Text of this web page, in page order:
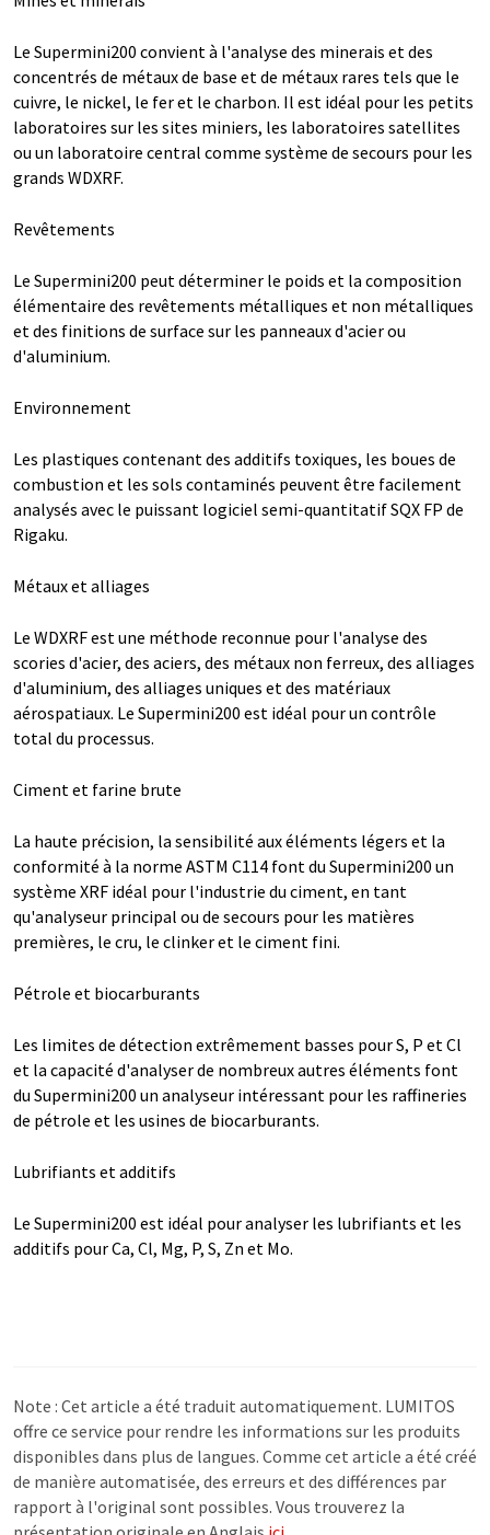
Le Supermini200 convient à l'analyse des minerais et des
concentrés de métaux de base et de métaux rares tels que le
cuivre, le nickel, le fer et le charbon. Il est idéal pour les petits
laboratoires sur les sites miniers, les laboratoires satellites
ou un laboratoire central comme système de secours pour les
grands WDXRF.
Revêtements
Le Supermini200 peut déterminer le poids et la composition
élémentaire des revêtements métalliques et non métalliques
et des finitions de surface sur les panneaux d'acier ou
d'aluminium.
Environnement
Les plastiques contenant des additifs toxiques, les boues de
combustion et les sols contaminés peuvent être facilement
analysés avec le puissant logiciel semi-quantitatif SQX FP de
Rigaku.
Métaux et alliages
Le WDXRF est une méthode reconnue pour l'analyse des
scories d'acier, des aciers, des métaux non ferreux, des alliages
d'aluminium, des alliages uniques et des matériaux
aérospatiaux. Le Supermini200 est idéal pour un contrôle
total du processus.
Ciment et farine brute
La haute précision, la sensibilité aux éléments légers et la
conformité à la norme ASTM C114 font du Supermini200 un
système XRF idéal pour l'industrie du ciment, en tant
qu'analyseur principal ou de secours pour les matières
premières, le cru, le clinker et le ciment fini.
Pétrole et biocarburants
Les limites de détection extrêmement basses pour S, P et Cl
et la capacité d'analyser de nombreux autres éléments font
du Supermini200 un analyseur intéressant pour les raffineries
de pétrole et les usines de biocarburants.
Lubrifiants et additifs
Le Supermini200 est idéal pour analyser les lubrifiants et les
additifs pour Ca, Cl, Mg, P, S, Zn et Mo.
Note : Cet article a été traduit automatiquement. LUMITOS
offre ce service pour rendre les informations sur les produits
disponibles dans plus de langues. Comme cet article a été créé
de manière automatisée, des erreurs et des différences par
rapport à l'original sont possibles. Vous trouverez la